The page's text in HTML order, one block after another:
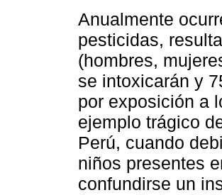
Anualmente
pesticidas,
(hombres,
se intoxicarán y
por exposición a
ejemplo trágico
Perú, cuando
niños presentes
confundirse un